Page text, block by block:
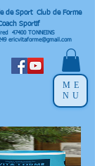
de Sport Club de Forme
Sportif
47400 TONNEINS
ericvitaforme@gmail.com
ME
NU